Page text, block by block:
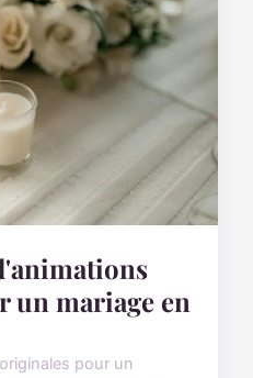
un mariage en
pour un